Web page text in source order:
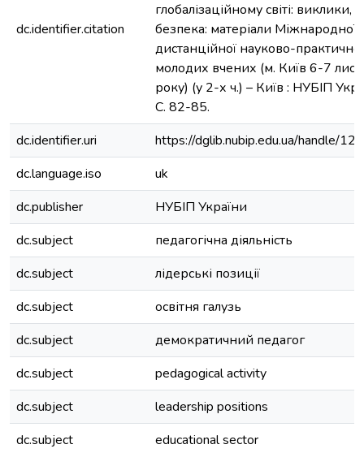
dc.identifier.citation
глобалізаційному світі: виклики,
безпека: матеріали Міжнародної
дистанційної науково-
молодих вчених (м. Київ 6-7
року) (у 2-х ч.) – Київ : НУБІП
С. 82-85.
dc.identifier.uri
https://dglib.nubip.edu.ua/handle/
dc.language.iso
uk
dc.publisher
НУБІП України
dc.subject
педагогічна діяльність
dc.subject
лідерські позиції
dc.subject
освітня галузь
dc.subject
демократичний педагог
dc.subject
pedagogical activity
dc.subject
leadership positions
dc.subject
educational sector